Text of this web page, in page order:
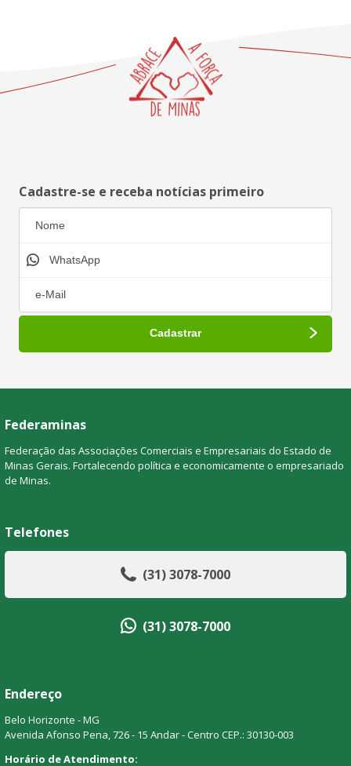
Cadastre-se e receba notícias primeiro
Federaminas
Federação das Associações Comerciais e Empresariais do Estado de
Minas Gerais. Fortalecendo política e economicamente o empresariado
de Minas.
Telefones
(31) 3078-7000
(31) 3078-7000
Endereço
Belo Horizonte - MG
Avenida Afonso Pena, 726 - 15 Andar - Centro CEP.: 30130-003
Horário de Atendimento: